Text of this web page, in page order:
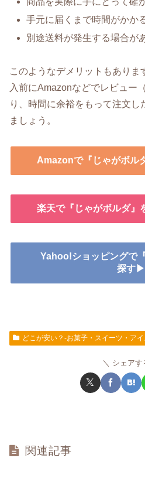
手元に届くまで時間がかか
別途送料が発生する場合が
このようなデメリットもあり
入前にAmazonなどでレビュー
り、時間に余裕をもって注文し
ましょう。
Amazonで『じゃがボル
楽天で『じゃがボルダ』
Yahoo!ショッピングで
探す▶
どこが安い？-お菓子・スイーツ・アイ
シェアす
関連記事